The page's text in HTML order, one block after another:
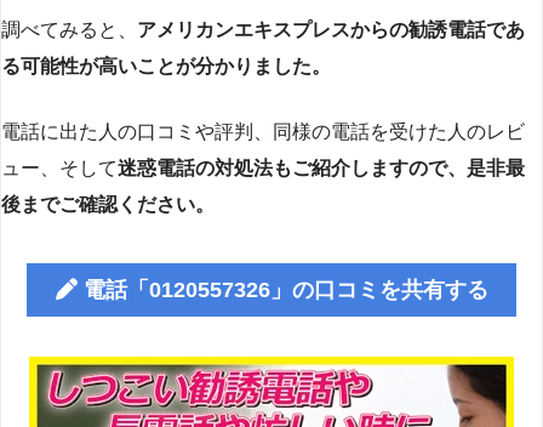
調べてみると、 アメリカンエキスプレスからの勧誘電話であ
る可能性が高いことが分かりました。
電話に出た人の口コミや評判、同様の電話を受けた人のレビ
ュー、そして迷惑電話の対処法もご紹介しますので、是非最
後までご確認ください。
電話「0120557326」の口コミを共有する